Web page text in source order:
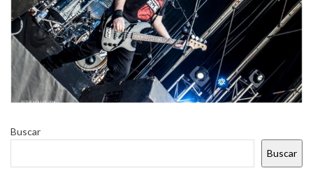
Buscar
Buscar